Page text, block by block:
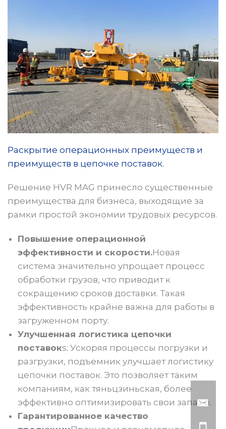
Раскрытие операционных преимуществ и
преимуществ в цепочке поставок.
Решение HVR MAG принесло существенные
преимущества для бизнеса, выходящие за
рамки простой экономии трудовых ресурсов.
Повышение операционной
эффективности и скорости.Новая
система значительно упрощает процесс
обработки грузов, что приводит к
сокращению сроков доставки. Такая
эффективность крайне важна для работы в
загруженном порту.
Улучшенная логистика цепочки
поставокs: Ускоряя процессы погрузки и
разгрузки, подъемник улучшает логистику
цепочки поставок. Это позволяет таким
компаниям, как тяньцзиньская, более
эффективно оптимизировать свои запасы.
Гарантированное качество